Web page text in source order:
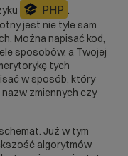
PHP
jest nie tyle sam
Można napisać kod,
sposobów, a Twojej
tych
w sposób, który
zmiennych czy
Już w tym
algorytmów